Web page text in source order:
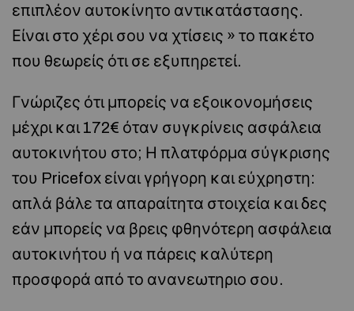
επιπλέον αυτοκίνητο αντικατάστασης.
Είναι στο χέρι σου να χτίσεις » το πακέτο
που θεωρείς ότι σε εξυπηρετεί.
Γνώριζες ότι μπορείς να εξοικονομήσεις
μέχρι και 172€ όταν συγκρίνεις ασφάλεια
αυτοκινήτου στο; Η πλατφόρμα σύγκρισης
του Pricefox είναι γρήγορη και εύχρηστη:
απλά βάλε τα απαραίτητα στοιχεία και δες
εάν μπορείς να βρεις φθηνότερη ασφάλεια
αυτοκινήτου ή να πάρεις καλύτερη
προσφορά από το ανανεωτηριο σου.